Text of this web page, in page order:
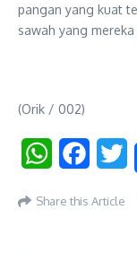
pangan yang kuat
sawah yang
(Orik / 002)
WhatsApp
Share this Article